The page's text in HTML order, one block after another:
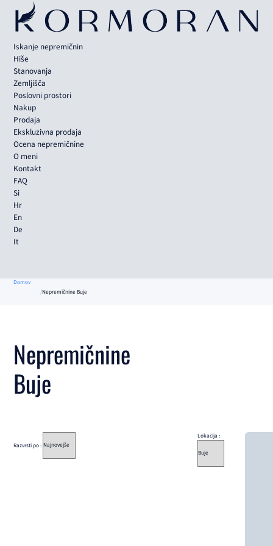
Iskanje nepremičnin
Hiše
Stanovanja
Zemljišča
Poslovni prostori
Nakup
Prodaja
Ekskluzivna prodaja
Ocena nepremičnine
O meni
Kontakt
FAQ
Si
Hr
En
De
It
Domov
Nepremičnine Buje
Nepremičnine
Buje
Razvrsti po :
Lokacija :